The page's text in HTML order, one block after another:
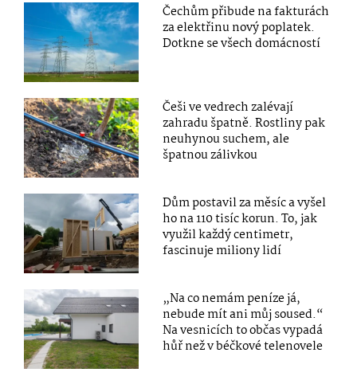
Čechům přibude na fakturách
za elektřinu nový poplatek.
Dotkne se všech domácností
Češi ve vedrech zalévají
zahradu špatně. Rostliny pak
neuhynou suchem, ale
špatnou zálivkou
Dům postavil za měsíc a vyšel
ho na 110 tisíc korun. To, jak
využil každý centimetr,
fascinuje miliony lidí
„Na co nemám peníze já,
nebude mít ani můj soused.“
Na vesnicích to občas vypadá
hůř než v béčkové telenovele